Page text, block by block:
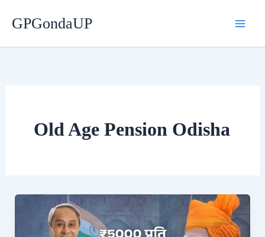
GPGondaUP
Old Age Pension Odisha